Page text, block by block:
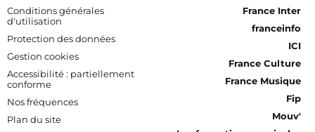
Conditions générales
d'utilisation
Protection des données
Gestion cookies
Accessibilité : partiellement
conforme
Nos fréquences
Plan du site
[RDF] Pied de page - Mobile
France Inter
franceinfo
ICI
France Culture
France Musique
Fip
Mouv'